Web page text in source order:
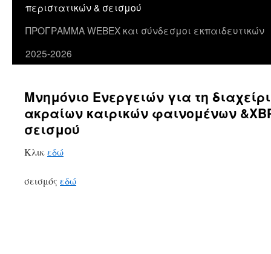
περιστατικών & σεισμού
ΠΡΟΓΡΑΜΜΑ WEBEX και σύνδεσμοι εκπαιδευτικών
2025-2026
Μνημόνιο Ενεργειών για τη
ακραίων καιρικών φαινομένων
σεισμού
Κλικεδώ
σεισμός εδώ